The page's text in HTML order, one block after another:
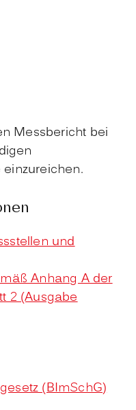
Messbericht bei
und
Anhang A der
2 (Ausgabe
(BImSchG)